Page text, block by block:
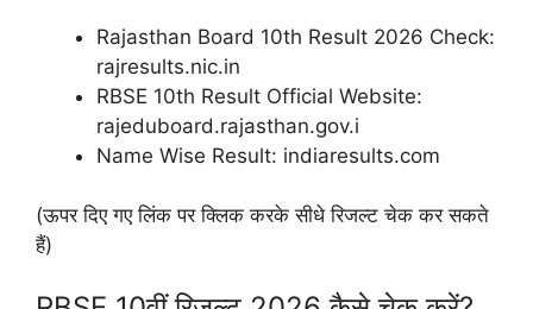
Rajasthan Board 10th Result 2026 Check:
rajresults.nic.in
RBSE 10th Result Official Website:
rajeduboard.rajasthan.gov.i
Name Wise Result: indiaresults.com
(ऊपर दिए गए लिंक पर क्लिक करके सीधे रिजल्ट चेक कर सकते
हैं)